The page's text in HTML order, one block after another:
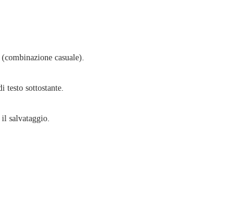
casuale).
sottostante.
salvataggio.